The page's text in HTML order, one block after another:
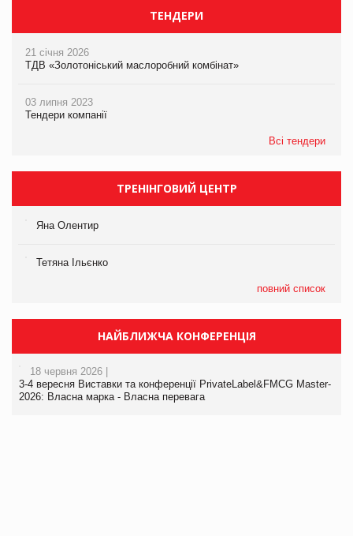
ТЕНДЕРИ
21 січня 2026
ТДВ «Золотоніський маслоробний комбінат»
03 липня 2023
Тендери компанії
Всі тендери
ТРЕНІНГОВИЙ ЦЕНТР
Яна Олентир
Тетяна Ільєнко
повний список
НАЙБЛИЖЧА КОНФЕРЕНЦІЯ
18 червня 2026 |
3-4 вересня Виставки та конференції PrivateLabel&FMCG Master-
2026: Власна марка - Власна перевага